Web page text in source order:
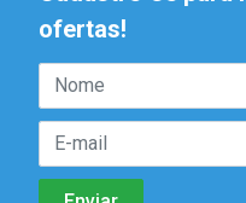
ofertas!